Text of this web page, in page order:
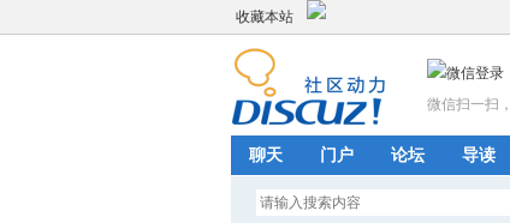
收藏本站
微信扫一扫
聊天 门户 论坛 导读